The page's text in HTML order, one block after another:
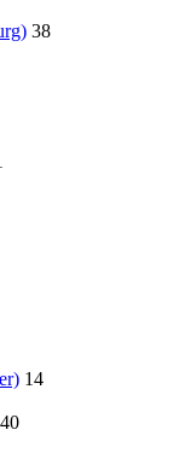
38
14
40